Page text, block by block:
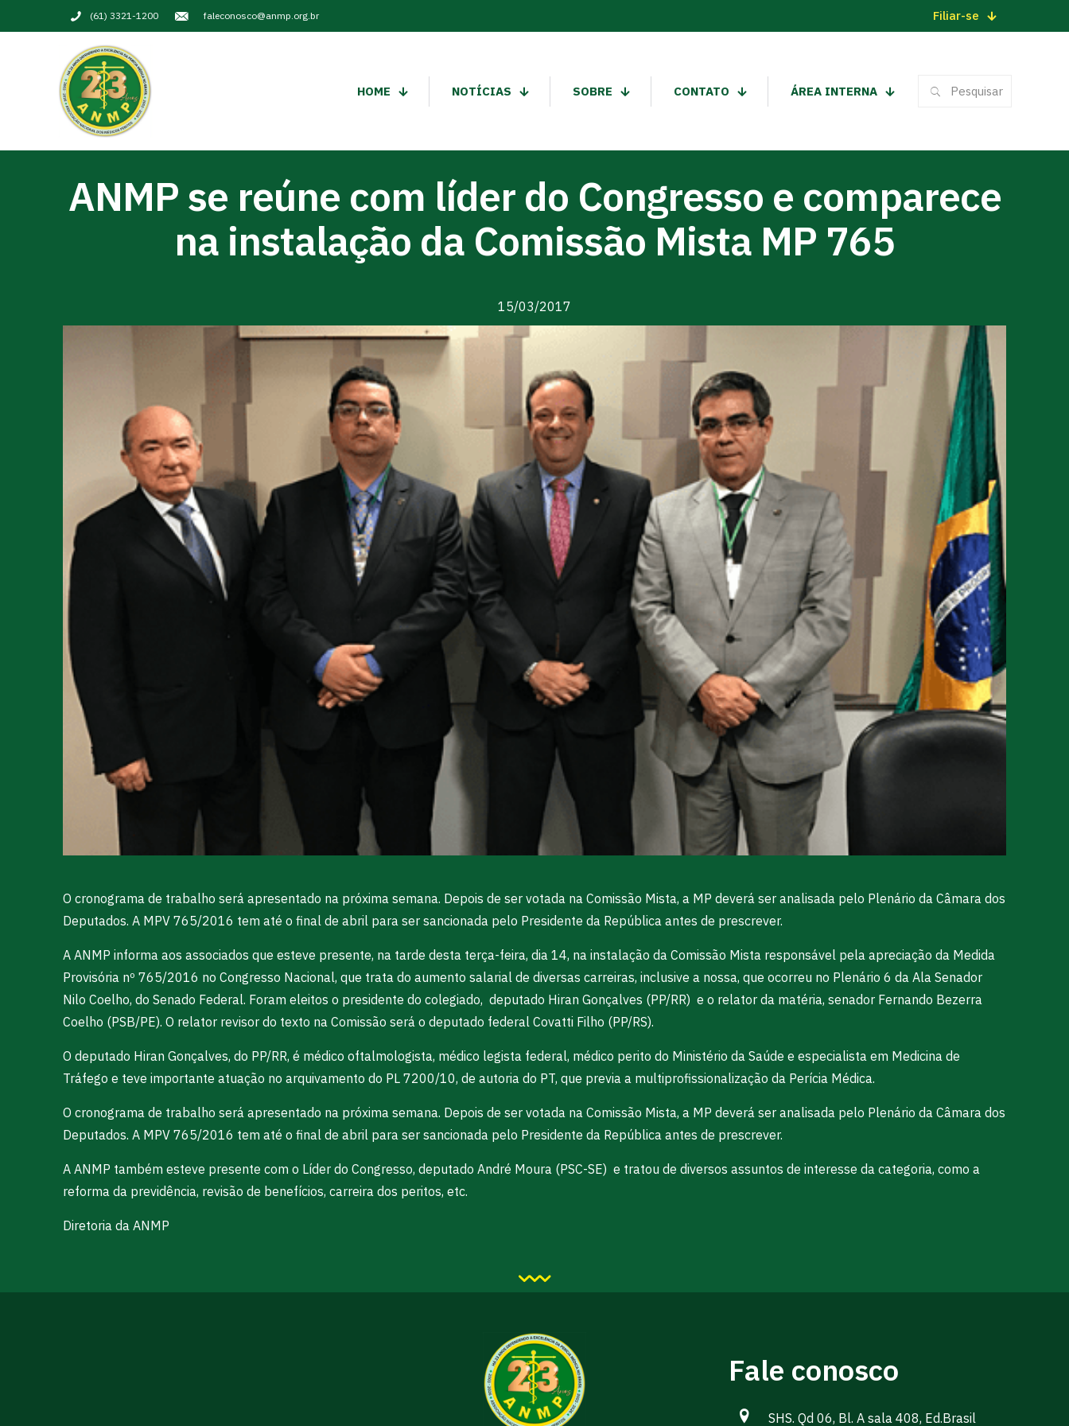
(61) 3321-1200 faleconosco@anmp.org.br Filiar-se
HOME NOTÍCIAS SOBRE CONTATO ÁREA INTERNA
ANMP se reúne com líder do Congresso e comparece
na instalação da Comissão Mista MP 765
15/03/2017
O cronograma de trabalho será apresentado na próxima semana. Depois de ser votada na Comissão Mista, a MP deverá ser analisada pelo Plenário da Câmara dos
Deputados. A MPV 765/2016 tem até o final de abril para ser sancionada pelo Presidente da República antes de prescrever.
A ANMP informa aos associados que esteve presente, na tarde desta terça-feira, dia 14, na instalação da Comissão Mista responsável pela apreciação da Medida
Provisória nº 765/2016 no Congresso Nacional, que trata do aumento salarial de diversas carreiras, inclusive a nossa, que ocorreu no Plenário 6 da Ala Senador
Nilo Coelho, do Senado Federal. Foram eleitos o presidente do colegiado, deputado Hiran Gonçalves (PP/RR) e o relator da matéria, senador Fernando Bezerra
Coelho (PSB/PE). O relator revisor do texto na Comissão será o deputado federal Covatti Filho (PP/RS).
O deputado Hiran Gonçalves, do PP/RR, é médico oftalmologista, médico legista federal, médico perito do Ministério da Saúde e especialista em Medicina de
Tráfego e teve importante atuação no arquivamento do PL 7200/10, de autoria do PT, que previa a multiprofissionalização da Perícia Médica.
O cronograma de trabalho será apresentado na próxima semana. Depois de ser votada na Comissão Mista, a MP deverá ser analisada pelo Plenário da Câmara dos
Deputados. A MPV 765/2016 tem até o final de abril para ser sancionada pelo Presidente da República antes de prescrever.
A ANMP também esteve presente com o Líder do Congresso, deputado André Moura (PSC-SE) e tratou de diversos assuntos de interesse da categoria, como a
reforma da previdência, revisão de benefícios, carreira dos peritos, etc.
Diretoria da ANMP
Fale conosco
SHS. Qd 06, Bl. A sala 408, Ed.Brasil